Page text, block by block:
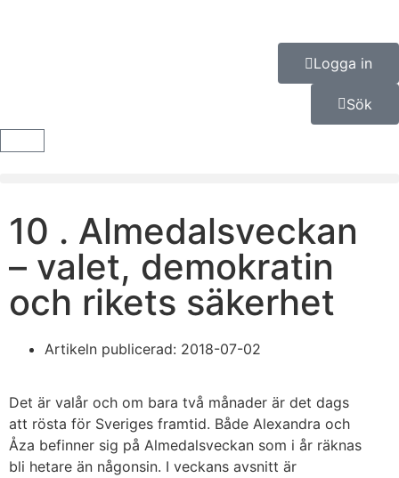
Logga in
Sök
10 . Almedalsveckan
– valet, demokratin
och rikets säkerhet
Artikeln publicerad: 2018-07-02
Det är valår och om bara två månader är det dags
att rösta för Sveriges framtid. Både Alexandra och
Åza befinner sig på Almedalsveckan som i år räknas
bli hetare än någonsin. I veckans avsnitt är